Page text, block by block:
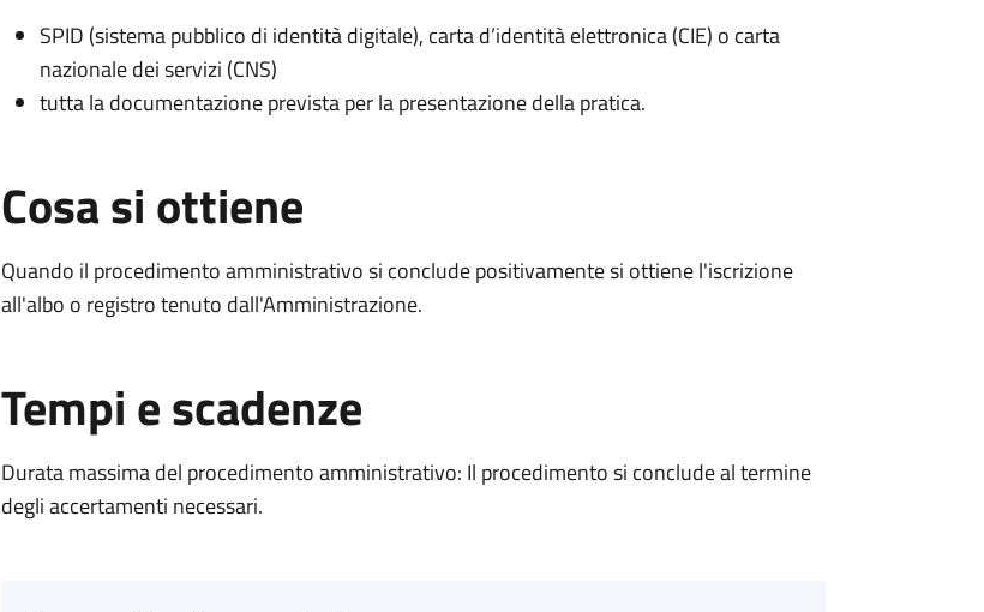
SPID (sistema pubblico di identità digitale), carta d’identità elettronica (CIE) o carta
nazionale dei servizi (CNS)
tutta la documentazione prevista per la presentazione della pratica.
Cosa si ottiene
Quando il procedimento amministrativo si conclude positivamente si ottiene l'iscrizione
all'albo o registro tenuto dall'Amministrazione.
Tempi e scadenze
Durata massima del procedimento amministrativo: Il procedimento si conclude al termine
degli accertamenti necessari.